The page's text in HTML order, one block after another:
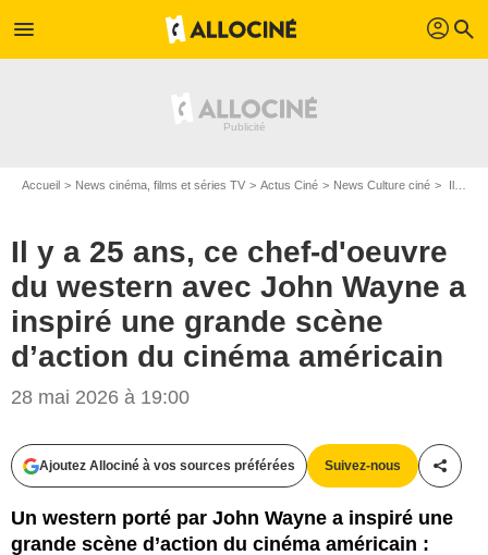
menu profil search
Accueil News cinéma, films et séries TV Actus Ciné News Culture ciné Il y a 25 ans, ce chef-d'oeuvre du western avec John Wayne a inspiré une grande scène d’action du cinéma américain
Il y a 25 ans, ce chef-d'oeuvre
du western avec John Wayne a
inspiré une grande scène
d’action du cinéma américain
28 mai 2026 à 19:00
Ajoutez Allociné à vos sources préférées Suivez-nous
Un western porté par John Wayne a inspiré une
grande scène d’action du cinéma américain :